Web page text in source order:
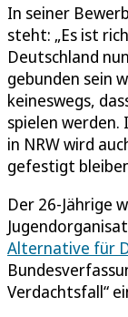
In seiner
steht: „Es ist
Deutschland
gebunden sein
keineswegs,
spielen werden.
in NRW wird
gefestigt
Der 26-Jährige
Alternative für
Verdachtsfall“